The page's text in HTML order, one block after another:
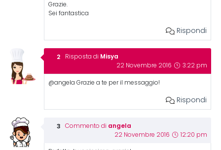
Grazie.
Sei fantastica
Rispondi
Risposta di Misya
22 Novembre 2016 3:22 pm
@angela Grazie a te per il messaggio!
Rispondi
Commento di angela
22 Novembre 2016 12:20 pm